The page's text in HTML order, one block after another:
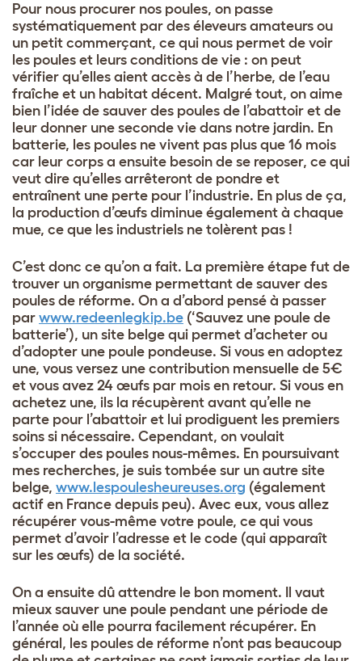
Pour nous procurer nos poules, on passe
systématiquement par des éleveurs amateurs ou
un petit commerçant, ce qui nous permet de voir
les poules et leurs conditions de vie : on peut
vérifier qu’elles aient accès à de l’herbe, de l’eau
fraîche et un habitat décent. Malgré tout, on aime
bien l’idée de sauver des poules de l’abattoir et de
leur donner une seconde vie dans notre jardin. En
batterie, les poules ne vivent pas plus que 16 mois
car leur corps a ensuite besoin de se reposer, ce qui
veut dire qu’elles arrêteront de pondre et
entraînent une perte pour l’industrie. En plus de ça,
la production d’œufs diminue également à chaque
mue, ce que les industriels ne tolèrent pas !
C’est donc ce qu’on a fait. La première étape fut de
trouver un organisme permettant de sauver des
poules de réforme. On a d’abord pensé à passer
par www.redeenlegkip.be (‘Sauvez une poule de
batterie’), un site belge qui permet d’acheter ou
d’adopter une poule pondeuse. Si vous en adoptez
une, vous versez une contribution mensuelle de 5€
et vous avez 24 œufs par mois en retour. Si vous en
achetez une, ils la récupèrent avant qu’elle ne
parte pour l’abattoir et lui prodiguent les premiers
soins si nécessaire. Cependant, on voulait
s’occuper des poules nous-mêmes. En poursuivant
mes recherches, je suis tombée sur un autre site
belge, www.lespoulesheureuses.org (également
actif en France depuis peu). Avec eux, vous allez
récupérer vous-même votre poule, ce qui vous
permet d’avoir l’adresse et le code (qui apparaît
sur les œufs) de la société.
On a ensuite dû attendre le bon moment. Il vaut
mieux sauver une poule pendant une période de
l’année où elle pourra facilement récupérer. En
général, les poules de réforme n’ont pas beaucoup